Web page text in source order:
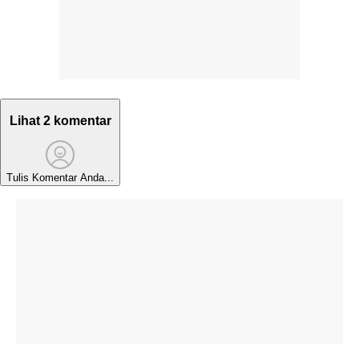
Lihat 2 komentar
Tulis Komentar Anda...